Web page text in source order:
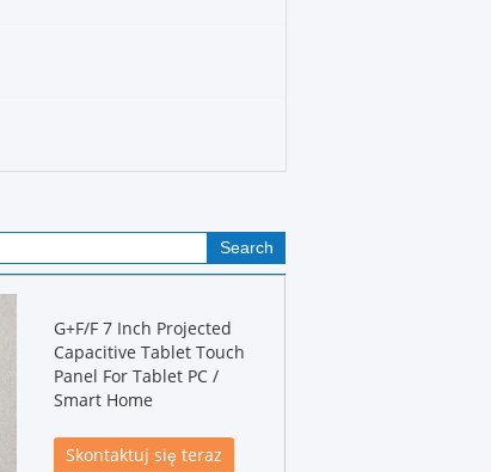
G+F/F 7 Inch Projected
Capacitive Tablet Touch
Panel For Tablet PC /
Smart Home
Skontaktuj się teraz